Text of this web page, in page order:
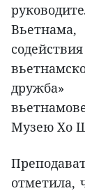
Музею Хо
отметила,